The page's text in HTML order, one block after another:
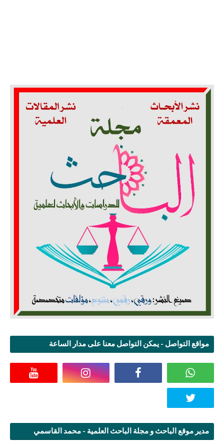
مواقع التواصل - يمكن التواصل معنا على مدار الساعة
مدير موقع الباحث و مجلة الباحث العلمية - محمد القاسمي